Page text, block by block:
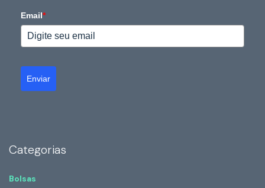
Email*
Enviar
Categorias
Bolsas